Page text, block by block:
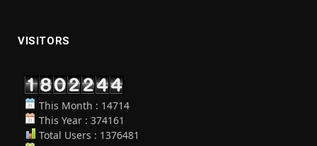
VISITORS
This Month : 14714
This Year : 374161
Total Users : 1376481